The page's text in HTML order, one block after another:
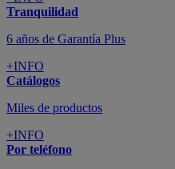
Tranquilidad
6 años de Garantía Plus
+INFO
Catálogos
Miles de productos
+INFO
Por teléfono